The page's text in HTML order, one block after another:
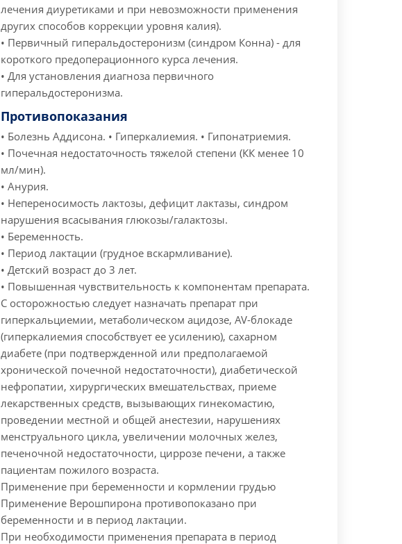
лечения диуретиками и при невозможности применения
других способов коррекции уровня калия).
• Первичный гиперальдостеронизм (синдром Конна) - для
короткого предоперационного курса лечения.
• Для установления диагноза первичного
гиперальдостеронизма.
Противопоказания
• Болезнь Аддисона. • Гиперкалиемия. • Гипонатриемия.
• Почечная недостаточность тяжелой степени (КК менее 10
мл/мин).
• Анурия.
• Непереносимость лактозы, дефицит лактазы, синдром
нарушения всасывания глюкозы/галактозы.
• Беременность.
• Период лактации (грудное вскармливание).
• Детский возраст до 3 лет.
• Повышенная чувствительность к компонентам препарата.
С осторожностью следует назначать препарат при
гиперкальциемии, метаболическом ацидозе, AV-блокаде
(гиперкалиемия способствует ее усилению), сахарном
диабете (при подтвержденной или предполагаемой
хронической почечной недостаточности), диабетической
нефропатии, хирургических вмешательствах, приеме
лекарственных средств, вызывающих гинекомастию,
проведении местной и общей анестезии, нарушениях
менструального цикла, увеличении молочных желез,
печеночной недостаточности, циррозе печени, а также
пациентам пожилого возраста.
Применение при беременности и кормлении грудью
Применение Верошпирона противопоказано при
беременности и в период лактации.
При необходимости применения препарата в период